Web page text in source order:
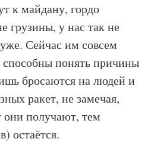
к майдану, гордо
грузины, у нас так не
Сейчас им совсем
понять причины
бросаются на людей и
ракет, не замечая,
они получают, тем
остаётся.